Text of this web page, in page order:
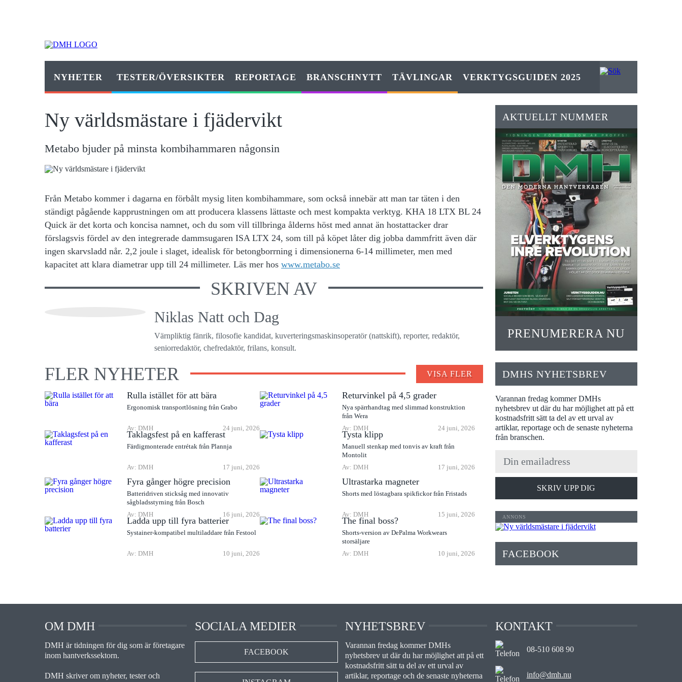
NYHETER TESTER/ÖVERSIKTER REPORTAGE BRANSCHNYTT TÄVLINGAR VERKTYGSGUIDEN 2025
Ny världsmästare i fjädervikt
Metabo bjuder på minsta kombihammaren någonsin
Från Metabo kommer i dagarna en förbålt mysig liten kombihammare, som också innebär att man tar täten i den
ständigt pågående kapprustningen om att producera klassens lättaste och mest kompakta verktyg. KHA 18 LTX BL 24
Quick är det korta och koncisa namnet, och du som vill tillbringa ålderns höst med annat än hostattacker drar
förslagsvis fördel av den integrerade dammsugaren ISA LTX 24, som till på köpet låter dig jobba dammfritt även där
ingen skarvsladd når. 2,2 joule i slaget, idealisk för betongborrning i dimensionerna 6-14 millimeter, men med
kapacitet att klara diametrar upp till 24 millimeter. Läs mer hos www.metabo.se
SKRIVEN AV
Niklas Natt och Dag
Värnpliktig fänrik, filosofie kandidat, kuverteringsmaskinsoperatör (nattskift), reporter, redaktör,
seniorredaktör, chefredaktör, frilans, konsult.
FLER NYHETER VISA FLER
Rulla istället för att bära
Ergonomisk transportlösning från Grabo
Av: DMH 24 juni, 2026
Returvinkel på 4,5 grader
Nya spärrhandtag med slimmad konstruktion
från Wera
Av: DMH
24 juni, 2026
Taklagsfest på en kafferast
Färdigmonterade entrétak från Plannja
Av: DMH 17 juni, 2026
Tysta klipp
Manuell stenkap med tonvis av kraft från
Montolit
Av: DMH
17 juni, 2026
Fyra gånger högre precision
Batteridriven sticksåg med innovativ
sågbladsstyrning från Bosch
Av: DMH
16 juni, 2026
Ultrastarka magneter
Shorts med löstagbara spikfickor från Fristads
Av: DMH 15 juni, 2026
Ladda upp till fyra batterier
Systainer-kompatibel multiladdare från Festool
Av: DMH 10 juni, 2026
The final boss?
Shorts-version av DePalma Workwears
storsäljare
Av: DMH
10 juni, 2026
AKTUELLT NUMMER
PRENUMERERA NU
DMHS NYHETSBREV
Varannan fredag kommer DMHs
nyhetsbrev ut där du har möjlighet att på ett
kostnadsfritt sätt ta del av ett urval av
artiklar, reportage och de senaste nyheterna
från branschen.
SKRIV UPP DIG
FACEBOOK
OM DMH
DMH är tidningen för dig som är företagare
inom hantverkssektorn.
DMH skriver om nyheter, tester och
SOCIALA MEDIER
FACEBOOK
NYHETSBREV
Varannan fredag kommer DMHs
nyhetsbrev ut där du har möjlighet att på ett
kostnadsfritt sätt ta del av ett urval av
artiklar, reportage och de senaste nyheterna
KONTAKT
08-510 608 90
info@dmh.nu